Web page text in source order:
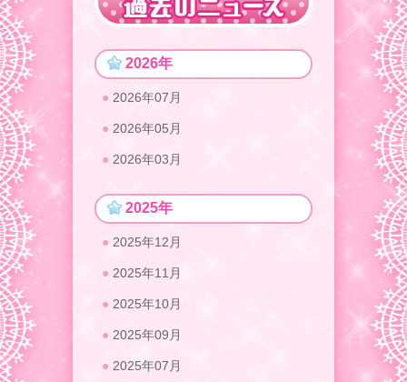
2026年
2026年07月
2026年05月
2026年03月
2025年
2025年12月
2025年11月
2025年10月
2025年09月
2025年07月